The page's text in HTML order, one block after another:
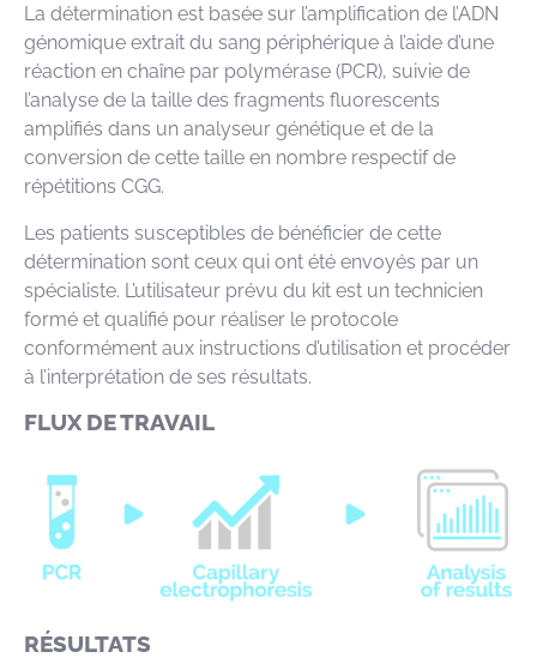
La détermination est basée sur l’amplification de l’ADN
génomique extrait du sang périphérique à l’aide d’une
réaction en chaîne par polymérase (PCR), suivie de
l’analyse de la taille des fragments fluorescents
amplifiés dans un analyseur génétique et de la
conversion de cette taille en nombre respectif de
répétitions CGG.
Les patients susceptibles de bénéficier de cette
détermination sont ceux qui ont été envoyés par un
spécialiste. L’utilisateur prévu du kit est un technicien
formé et qualifié pour réaliser le protocole
conformément aux instructions d’utilisation et procéder
à l’interprétation de ses résultats.
FLUX DE TRAVAIL
RÉSULTATS